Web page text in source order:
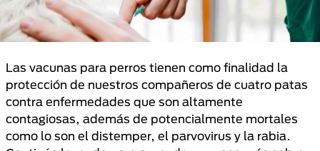
Las vacunas para perros tienen como finalidad la
protección de nuestros compañeros de cuatro patas
contra enfermedades que son altamente
contagiosas, además de potencialmente mortales
como lo son el distemper, el parvovirus y la rabia.